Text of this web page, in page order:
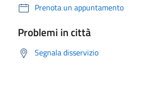
Prenota un appuntamento
Problemi in città
Segnala disservizio